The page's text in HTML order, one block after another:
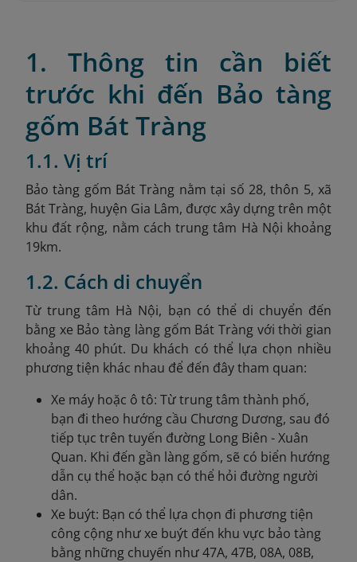
1. Thông tin cần biết
trước khi đến Bảo tàng
gốm Bát Tràng
1.1. Vị trí
Bảo tàng gốm Bát Tràng nằm tại số 28, thôn 5, xã
Bát Tràng, huyện Gia Lâm, được xây dựng trên một
khu đất rộng, nằm cách trung tâm Hà Nội khoảng
19km.
1.2. Cách di chuyển
Từ trung tâm Hà Nội, bạn có thể di chuyển đến
bằng xe Bảo tàng làng gốm Bát Tràng với thời gian
khoảng 40 phút. Du khách có thể lựa chọn nhiều
phương tiện khác nhau để đến đây tham quan:
Xe máy hoặc ô tô: Từ trung tâm thành phố,
bạn đi theo hướng cầu Chương Dương, sau đó
tiếp tục trên tuyến đường Long Biên - Xuân
Quan. Khi đến gần làng gốm, sẽ có biển hướng
dẫn cụ thể hoặc bạn có thể hỏi đường người
dân.
Xe buýt: Bạn có thể lựa chọn đi phương tiện
công cộng như xe buýt đến khu vực bảo tàng
bằng những chuyến như 47A, 47B, 08A, 08B,